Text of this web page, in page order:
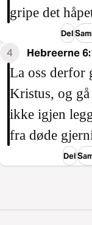
gripe det
Del
4 Hebreerne
La oss derfor
Kristus, og
ikke igjen
fra døde
Del